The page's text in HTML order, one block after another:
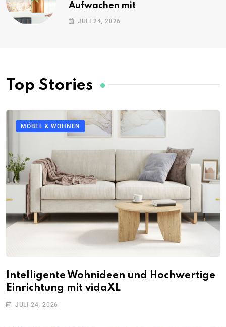
Aufwachen mit
JULI 24, 2026
MÖBEL & WOHNEN
Intelligente Wohnideen und Hochwertige
Einrichtung mit vidaXL
JULI 24, 2026